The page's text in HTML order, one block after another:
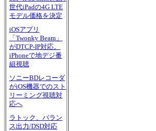
世代iPadの4G LTE
モデル価格を決定
iOSアプリ
「Twonky Beam」
がDTCP-IP対応。
iPhoneで地デジ番
組視聴
ソニーBDレコーダ
がiOS機器でのスト
リーミング視聴対
応へ
ラトック、バラン
ス出力/DSD対応